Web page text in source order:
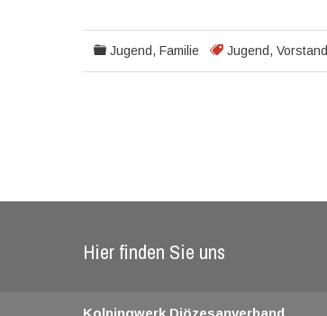
Jugend, Familie Jugend, Vorstand
Hier finden Sie uns